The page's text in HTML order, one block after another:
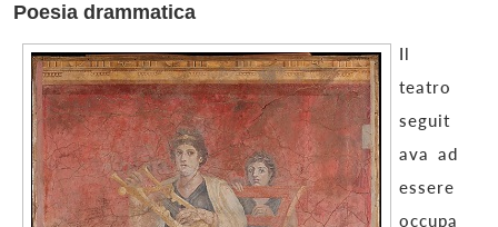
Poesia drammatica
Il
teatro
seguit
ava ad
essere
occupa